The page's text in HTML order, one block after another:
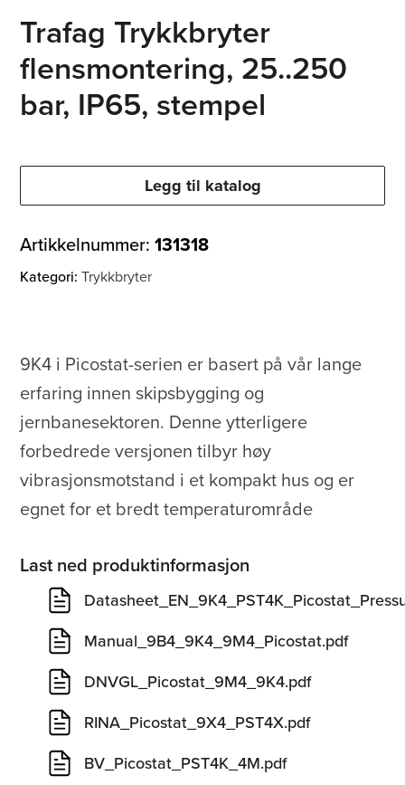
Trafag Trykkbryter
flensmontering, 25..250
bar, IP65, stempel
Legg til katalog
Artikkelnummer:131318
Kategori:Trykkbryter
9K4 i Picostat-serien er basert på vår lange
erfaring innen skipsbygging og
jernbanesektoren. Denne ytterligere
forbedrede versjonen tilbyr høy
vibrasjonsmotstand i et kompakt hus og er
egnet for et bredt temperaturområde
Last ned produktinformasjon
Manual_9B4_9K4_9M4_Picostat.pdf
DNVGL_Picostat_9M4_9K4.pdf
RINA_Picostat_9X4_PST4X.pdf
BV_Picostat_PST4K_4M.pdf